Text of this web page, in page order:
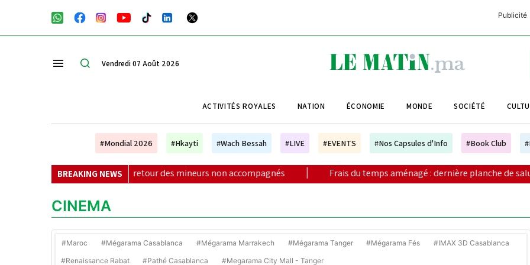
Publicité
Vendredi 07 Août 2026
ACTIVITÉS ROYALES NATION ÉCONOMIE MONDE SOCIÉTÉ
#Mondial 2026 #Hkayti #Wach Bessah #LIVE #EVENTS #Nos Capsules d'Info #Book Club
BREAKING NEWS
pour le retour des mineurs non accompagnés | Frais du temps aménagé : dernière planche de salut pour
CINEMA
#Maroc #Mégarama Casablanca #Mégarama Marrakech #Mégarama Tanger #Mégarama Fés #IMAX 3D Casablanca
#Renaissance Rabat #Pathé Casablanca #Megarama City Mall - Tanger